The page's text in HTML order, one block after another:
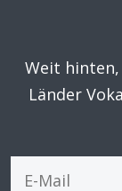
Weit
Länder